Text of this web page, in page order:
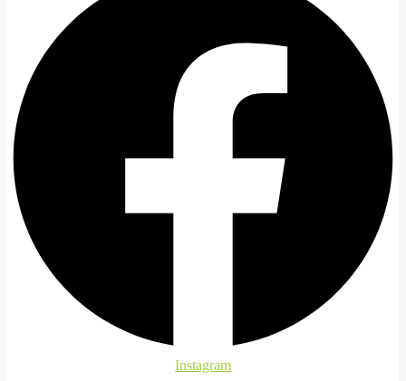
Instagram